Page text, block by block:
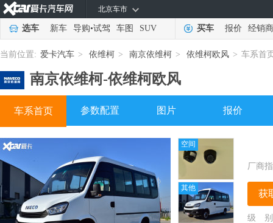
北京车市
选车 新车 导购•试驾 车图 SUV 买车 报价 经销商
当前位置: 爱卡汽车 > 依维柯 > 南京依维柯 > 依维柯欧风 > 车系首
南京依维柯-依维柯欧风
车系首页 参数配置 图片 报价
空间
其他
厂商
获
级 别